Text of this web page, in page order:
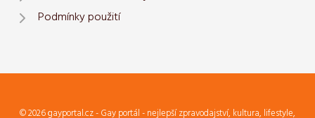
Podmínky použití
© 2026 gayportal.cz - Gay portál - nejlepší zpravodajství, kultura, lifestyle,